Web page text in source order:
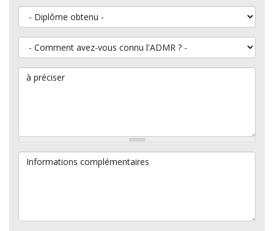
Diplôme obtenu
Comment avez-vous connu l'ADMR ?
à préciser
Informations complémentaires